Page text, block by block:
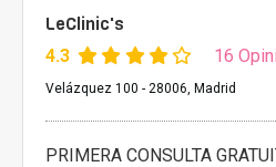
LeClinic's
4.3 16
Velázquez 100 - 28006, Madrid
PRIMERA CONSULTA